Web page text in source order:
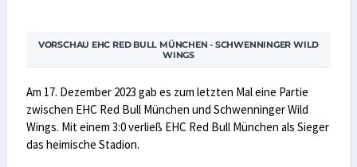
VORSCHAU EHC RED BULL MÜNCHEN - SCHWENNINGER WILD
WINGS
Am 17. Dezember 2023 gab es zum letzten Mal eine Partie
zwischen EHC Red Bull München und Schwenninger Wild
Wings. Mit einem 3:0 verließ EHC Red Bull München als Sieger
das heimische Stadion.